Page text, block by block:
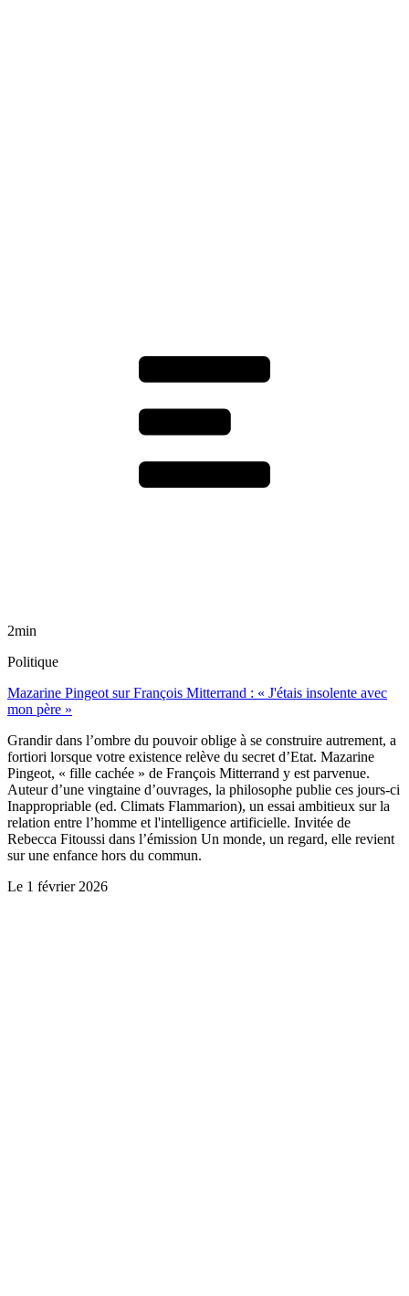
2min
Politique
Mazarine Pingeot sur François Mitterrand : « J'étais insolente avec
mon père »
Grandir dans l’ombre du pouvoir oblige à se construire autrement, a
fortiori lorsque votre existence relève du secret d’Etat. Mazarine
Pingeot, « fille cachée » de François Mitterrand y est parvenue.
Auteur d’une vingtaine d’ouvrages, la philosophe publie ces jours-ci
Inappropriable (ed. Climats Flammarion), un essai ambitieux sur la
relation entre l’homme et l'intelligence artificielle. Invitée de
Rebecca Fitoussi dans l’émission Un monde, un regard, elle revient
sur une enfance hors du commun.
Le 1 février 2026